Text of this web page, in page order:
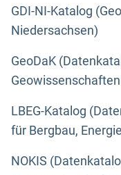
GDI-NI-Katalog
Niedersachsen)
GeoDaK
LBEG-Katalog
für Bergbau,
NOKIS